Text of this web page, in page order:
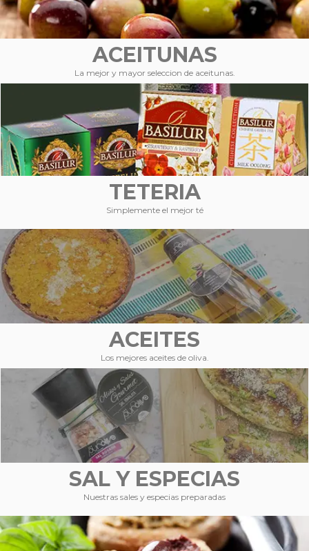
ACEITUNAS
La mejor y mayor seleccion de aceitunas.
TETERIA
Simplemente el mejor té
ACEITES
Los mejores aceites de oliva.
SAL Y ESPECIAS
Nuestras sales y especias preparadas